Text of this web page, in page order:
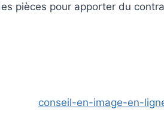
pièces pour apporter du